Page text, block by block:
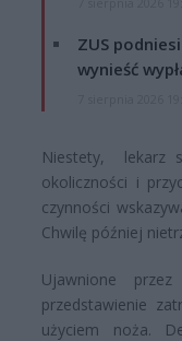
ZUS
wynieść
Niestety, lekarz
okoliczności i
czynności
Chwilę później
Ujawnione
przedstawienie
użyciem noża.